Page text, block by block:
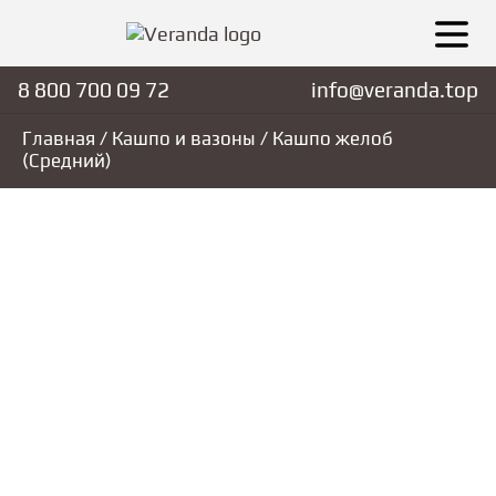
8 800 700 09 72 info@veranda.top
Главная / Кашпо и вазоны / Кашпо желоб
(Средний)